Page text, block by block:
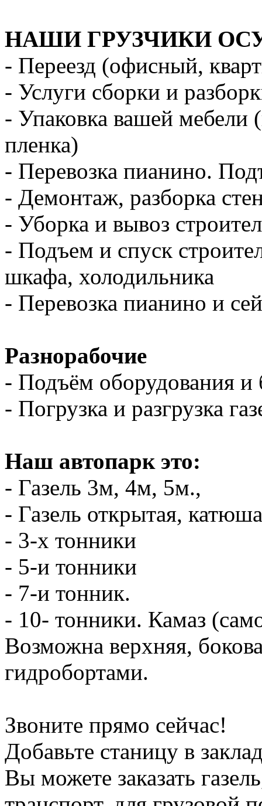
НАШИ ГРУЗЧИКИ
- Переезд (офисный,
- Услуги сборки и
- Упаковка вашей мебели
пленка)
- Перевозка пианино.
- Демонтаж, разборка
- Уборка и вывоз
- Подъем и спуск
шкафа, холодильника
- Перевозка пианино и
Разнорабочие
- Подъём оборудования и
- Погрузка и разгрузка
Наш автопарк это:
- Газель 3м, 4м, 5м.,
- Газель открытая,
- 3-х тонники
- 5-и тонники
- 7-и тонник.
- 10- тонники. Камаз
Возможна верхняя,
гидробортами.
Звоните прямо сейчас!
Добавьте станицу в
Вы можете заказать